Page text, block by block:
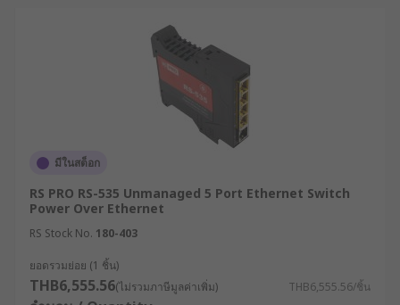
สวิตช์ฮับ : เป็นคำศัพท์รุ่นเก่า และมีความแม่นยำ
ทางเทคนิคน้อยกว่า อุปกรณ์ฮับแบบดั้งเดิมจะ
ทำการกระจายข้อมูลที่รับเข้ามาทั้งหมดไปยังทุก
พอร์ตโดยไม่มีการคัดกรอง ซึ่งส่งผลให้ต้องแชร์
แบนด์วิดท์ร่วมกัน และอาจเกิดการชนกันของ
ข้อมูลขึ้นได้ เมื่อเทคโนโลยีพัฒนาขึ้นและมี
ติดปากเรียกอุปกรณ์สวิตช์พื้นฐานว่าสวิตช์ฮับ
เพื่ออ้างถึงเน็ตเวิร์กสวิตซ์ชนิดเดียวกันก็ตาม แต่
วิศวกรเครือข่ายและผู้เชี่ยวชาญจะหลีกเลี่ยงการ
ใช้คำนี้ในเอกสารสเปกเชิงเทคนิค
มีในสต็อก
RS PRO RS-535 Unmanaged 5 Port Ethernet Switch
Power Over Ethernet
RS Stock No. 180-403
ยอดรวมย่อย (1 ชิ้น)
THB6,555.56(ไม่รวมภาษีมูลค่าเพิ่ม) THB6,555.56/ชิ้น